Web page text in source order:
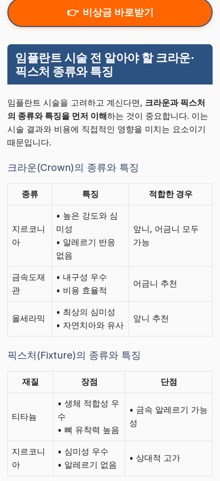
비상금 바로받기
임플란트 시술 전 알아야 할 크라운·
픽스처 종류와 특징
임플란트 시술을 고려하고 계신다면, 크라운과 픽스처
의 종류와 특징을 먼저 이해하는 것이 중요합니다. 이는
시술 결과와 비용에 직접적인 영향을 미치는 요소이기
때문입니다.
크라운(Crown)의 종류와 특징
종류 특징 적합한 경우
지르코니
아
• 높은 강도와 심
미성
• 알레르기 반응
없음
앞니, 어금니 모두
가능
금속도재
관
• 내구성 우수
• 비용 효율적
어금니 추천
올세라믹
• 최상의 심미성
• 자연치아와 유사
앞니 추천
픽스처(Fixture)의 종류와 특징
재질 장점 단점
티타늄
• 생체 적합성 우
수
• 뼈 유착력 높음
• 금속 알레르기 가능
성
지르코니
아
• 심미성 우수
• 알레르기 없음
• 상대적 고가